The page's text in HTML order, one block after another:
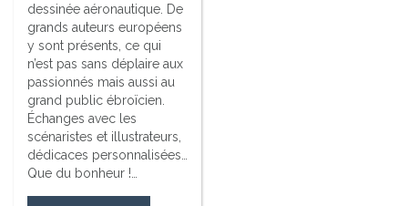
dessinée aéronautique. De
grands auteurs européens
y sont présents, ce qui
n’est pas sans déplaire aux
passionnés mais aussi au
grand public ébroïcien.
Échanges avec les
scénaristes et illustrateurs,
dédicaces personnalisées…
Que du bonheur !…